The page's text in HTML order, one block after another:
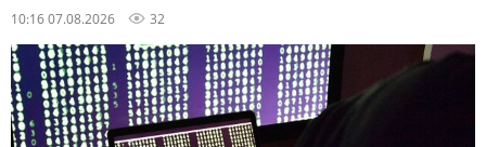
10:16 07.08.2026 32